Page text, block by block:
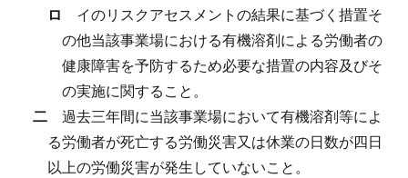
ロ
イのリスクアセスメントの結果に基づく措置そ
の他当該事業場における有機溶剤による労働者の
健康障害を予防するため必要な措置の内容及びそ
の実施に関すること。
二
過去三年間に当該事業場において有機溶剤等によ
る労働者が死亡する労働災害又は休業の日数が四日
以上の労働災害が発生していないこと。